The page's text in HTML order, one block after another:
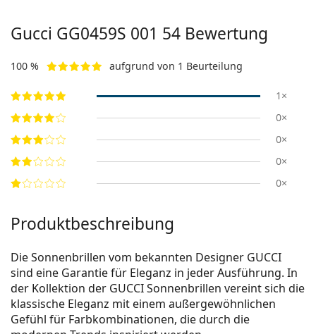
Gucci GG0459S 001 54 Bewertung
100 % aufgrund von 1 Beurteilung
1×
0×
0×
0×
0×
Produktbeschreibung
Die Sonnenbrillen vom bekannten Designer GUCCI
sind eine Garantie für Eleganz in jeder Ausführung. In
der Kollektion der GUCCI Sonnenbrillen vereint sich die
klassische Eleganz mit einem außergewöhnlichen
Gefühl für Farbkombinationen, die durch die